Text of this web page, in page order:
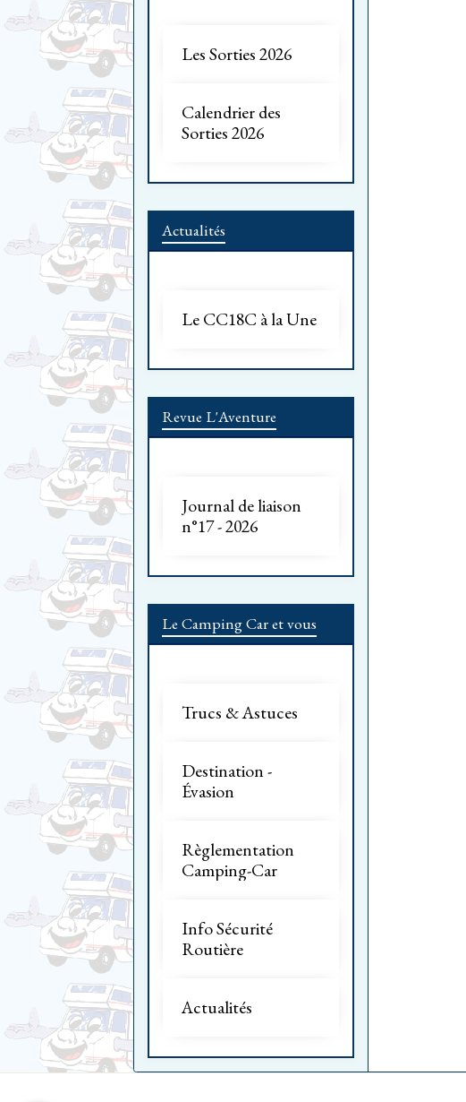
Les Sorties 2026
Calendrier des
Sorties 2026
Actualités
Le CC18C à la Une
Revue L'Aventure
Journal de liaison
n°17 - 2026
Le Camping Car et vous
Trucs & Astuces
Destination -
Évasion
Règlementation
Camping-Car
Info Sécurité
Routière
Actualités